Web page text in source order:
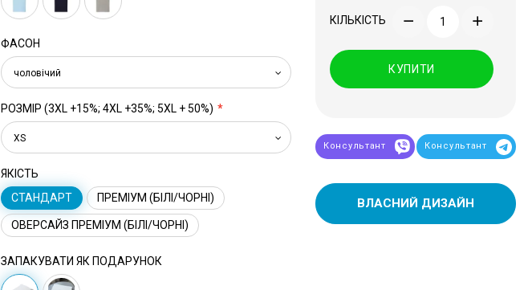
ФАСОН
чоловічий
РОЗМІР (3XL +15%; 4XL +35%; 5XL + 50%)
XS
ЯКІСТЬ
СТАНДАРТ
ПРЕМІУМ (БІЛІ/ЧОРНІ)
ОВЕРСАЙЗ ПРЕМІУМ (БІЛІ/ЧОРНІ)
ЗАПАКУВАТИ ЯК ПОДАРУНОК
КІЛЬКІСТЬ
КУПИТИ
Консультант Консультант
ВЛАСНИЙ ДИЗАЙН